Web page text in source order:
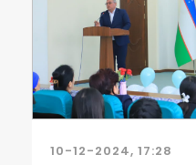
10-12-2024, 17:28